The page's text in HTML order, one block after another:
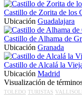
Castillo de Zorita de los
Ubicación Guadalajara
Castillo de Alhama de
Ubicación Granada
Castillo de Alcalá la
Ubicación Madrid
Visualización de
TOLEDO TURISTAS